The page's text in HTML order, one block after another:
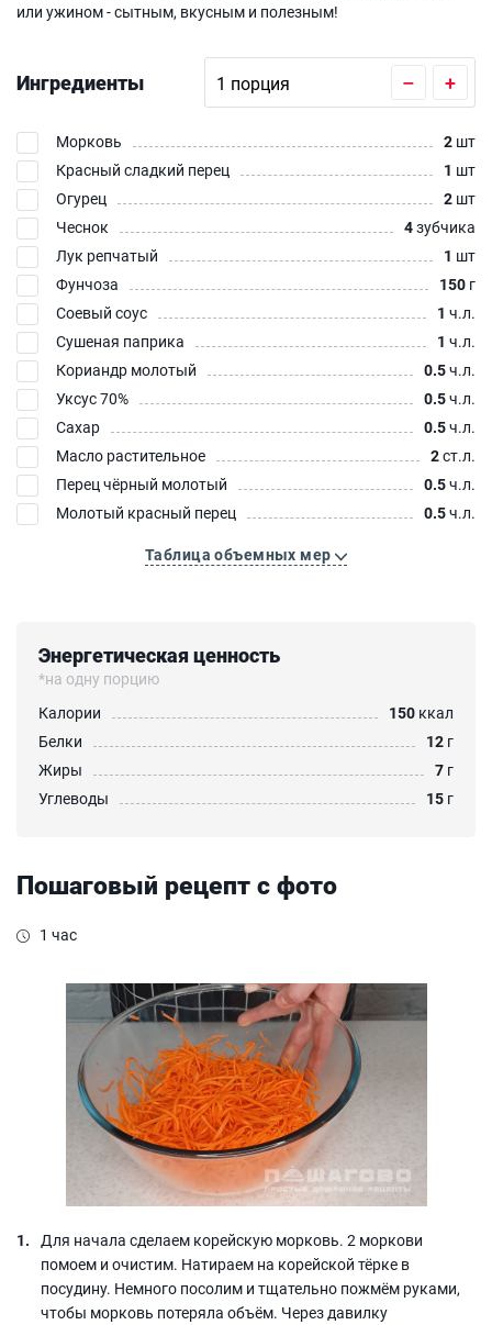
или ужином - сытным, вкусным и полезным!
Ингредиенты – +
Морковь 2 шт
Красный сладкий перец
1 шт
Огурец
2 шт
Чеснок
4зубчика
Лук репчатый
1 шт
Фунчоза
150 г
Соевый соус
1 ч.л.
Сушеная паприка
1 ч.л.
Кориандр молотый
0.5ч.л.
Уксус 70%
0.5ч.л.
Сахар
0.5ч.л.
Масло растительное
2ст.л.
Перец чёрный молотый
0.5ч.л.
Молотый красный перец
0.5ч.л.
Таблица объемных мер
Энергетическая ценность
*на одну порцию
Калории
150 ккал
Белки
12 г
Жиры
7 г
Углеводы
15 г
Пошаговый рецепт с фото
1 час
Для начала сделаем корейскую морковь. 2 моркови
помоем и очистим. Натираем на корейской тёрке в
посудину. Немного посолим и тщательно пожмём руками,
чтобы морковь потеряла объём. Через давилку